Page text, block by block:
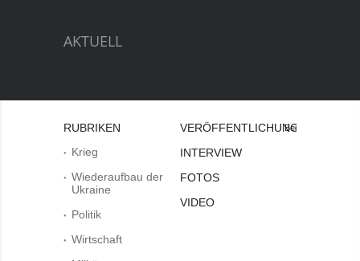
AKTUELL
RUBRIKEN
Krieg
Wiederaufbau der
Ukraine
Politik
Wirtschaft
VERÖFFENTLICHUNGEN
INTERVIEW
FOTOS
VIDEO
Bei